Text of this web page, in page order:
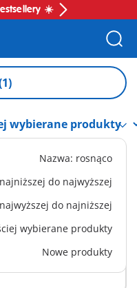
☀️
Nazwa: rosnąco
do najwyższej
do najniższej
wybierane produkty
Nowe produkty
EKSKLUZYWNE OFERTY XS
- Znaki drogowe
zł
Dodaj do koszyka